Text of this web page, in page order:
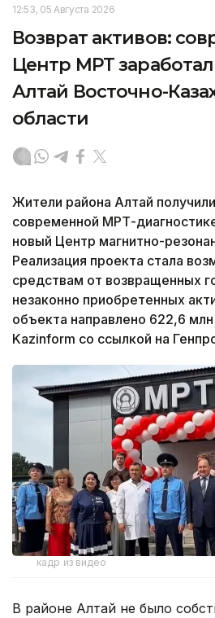
12:53, 05 Августа 2026
Возврат активов:
Центр МРТ
Алтай Восточно-
области
Жители района Алтай
современной МРТ-
новый Центр магнитно-
Реализация проекта стала
средствам от возвращенных
незаконно приобретенных
объекта направлено 622,6 млн
Kazinform со ссылкой на
кадр из видео
В районе Алтай не было